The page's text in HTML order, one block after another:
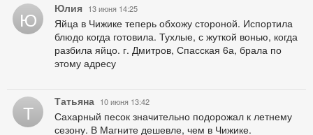
Ю Юлия 13 июня 14:25
Яйца в Чижике теперь обхожу стороной. Испортила
блюдо когда готовила. Тухлые, с жуткой вонью, когда
разбила яйцо. г. Дмитров, Спасская 6а, брала по
этому адресу
Т Татьяна 10 июня 13:42
Сахарный песок значительно подорожал к летнему
сезону. В Магните дешевле, чем в Чижике.